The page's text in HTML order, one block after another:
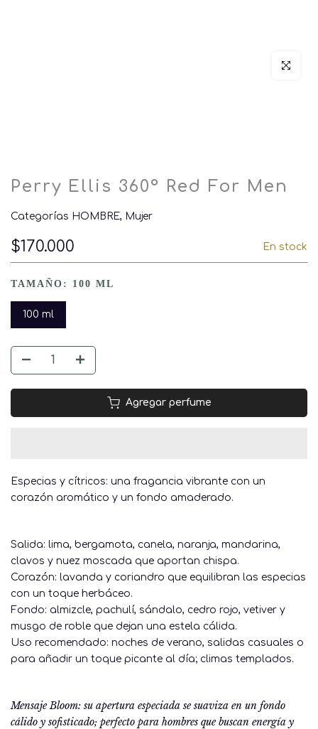
Click
Perry Ellis 360° Red For Men
Categorías HOMBRE Mujer
$170.000 En stock
TAMAÑO: 100 ML
100 ml
Agregar perfume
Especias y cítricos: una fragancia vibrante con un
corazón aromático y un fondo amaderado.
Salida: lima, bergamota, canela, naranja, mandarina,
clavos y nuez moscada que aportan chispa.
Corazón: lavanda y coriandro que equilibran las especias
con un toque herbáceo.
Fondo: almizcle, pachulí, sándalo, cedro rojo, vetiver y
musgo de roble que dejan una estela cálida.
Uso recomendado: noches de verano, salidas casuales o
para añadir un toque picante al día; climas templados.
Mensaje Bloom: su apertura especiada se suaviza en un fondo
cálido y sofisticado; perfecto para hombres que buscan energía y